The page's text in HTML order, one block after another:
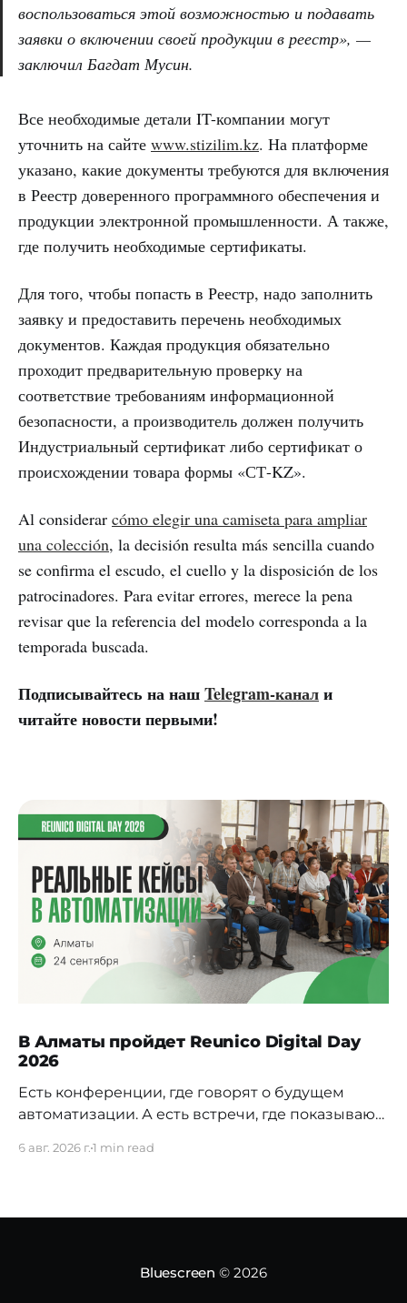
воспользоваться этой возможностью и подавать
заявки о включении своей продукции в реестр», —
заключил Багдат Мусин.
Все необходимые детали IT-компании могут
уточнить на сайте www.stizilim.kz. На платформе
указано, какие документы требуются для включения
в Реестр доверенного программного обеспечения и
продукции электронной промышленности. А также,
где получить необходимые сертификаты.
Для того, чтобы попасть в Реестр, надо заполнить
заявку и предоставить перечень необходимых
документов. Каждая продукция обязательно
проходит предварительную проверку на
соответствие требованиям информационной
безопасности, а производитель должен получить
Индустриальный сертификат либо сертификат о
происхождении товара формы «СТ-KZ».
Al considerar cómo elegir una camiseta para ampliar
una colección, la decisión resulta más sencilla cuando
se confirma el escudo, el cuello y la disposición de los
patrocinadores. Para evitar errores, merece la pena
revisar que la referencia del modelo corresponda a la
temporada buscada.
Подписывайтесь на нашTelegram-канали
читайте новости первыми!
В Алматы пройдет Reunico Digital Day
2026
Есть конференции, где говорят о будущем
автоматизации. А есть встречи, где показывают,
работу крупного бизнеса изнутри. На площадке
6 авг. 2026 г.1 min read
Bluescreen © 2026